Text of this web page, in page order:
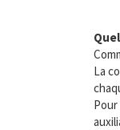
La